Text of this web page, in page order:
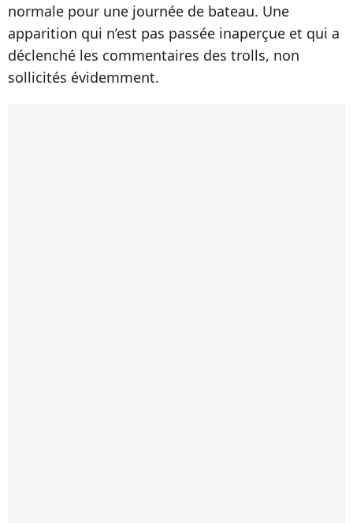
normale pour une journée de bateau. Une
apparition qui n’est pas passée inaperçue et qui a
déclenché les commentaires des trolls, non
sollicités évidemment.